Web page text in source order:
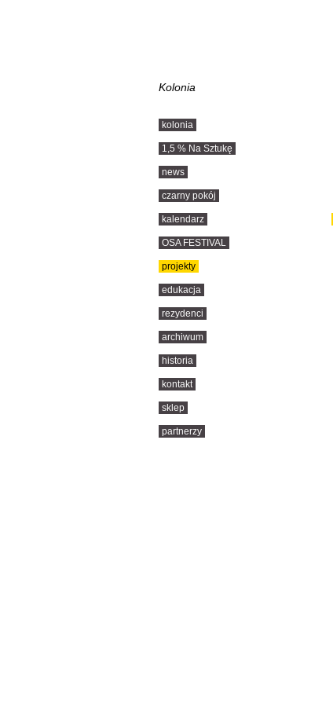
Kolonia
kolonia
1,5 % Na Sztukę
news
czarny pokój
kalendarz
OSA FESTIVAL
projekty
edukacja
rezydenci
archiwum
historia
kontakt
sklep
partnerzy